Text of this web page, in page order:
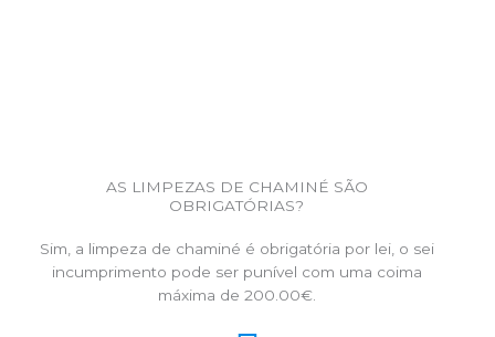
AS LIMPEZAS DE CHAMINÉ SÃO
OBRIGATÓRIAS?
Sim, a limpeza de chaminé é obrigatória por lei, o sei
incumprimento pode ser punível com uma coima
máxima de 200.00€.